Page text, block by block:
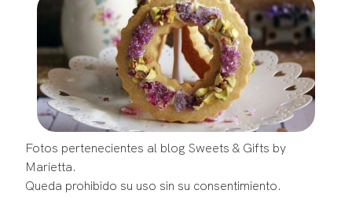
Fotos pertenecientes al blog Sweets & Gifts by
Marietta.
Queda prohibido su uso sin su consentimiento.